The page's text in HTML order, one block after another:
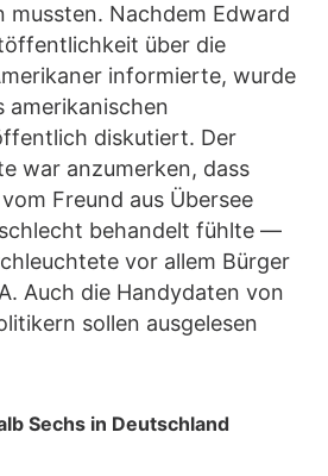
mussten. Nachdem Edward
über die
informierte, wurde
amerikanischen
diskutiert. Der
war anzumerken, dass
Freund aus Übersee
behandelt fühlte —
vor allem Bürger
Auch die Handydaten von
sollen ausgelesen
Sechs in Deutschland